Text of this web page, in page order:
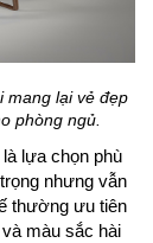
mang lại vẻ đẹp
phòng ngủ.
lựa chọn phù
nhưng vẫn
thường ưu tiên
màu sắc hài